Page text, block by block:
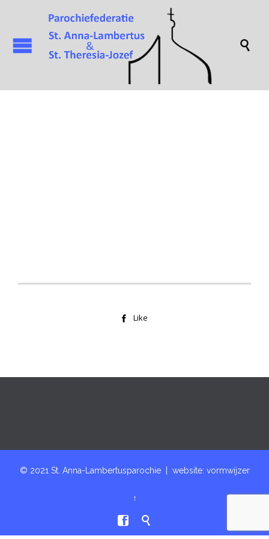

 Like
© 2021 St. Anna-Lambertusparochie | website: vormwijzer
↑
 